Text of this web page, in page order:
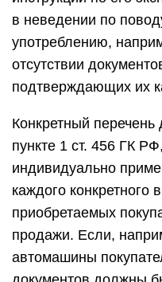
в неведении по
употреблению,
отсутствии
подтверждающих их
Конкретный перечень
пункте 1 ст. 456 ГК
индивидуально
каждого конкретного
приобретаемых
продажи. Если,
автомашины